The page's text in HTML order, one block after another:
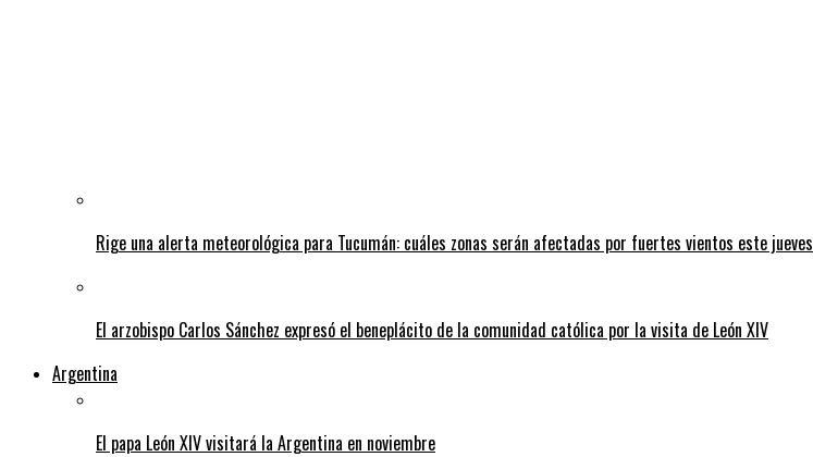
Rige una alerta meteorológica para Tucumán: cuáles zonas serán afectadas por fuertes vientos este jueves
El arzobispo Carlos Sánchez expresó el beneplácito de la comunidad católica por la visita de León XIV
Argentina
El papa León XIV visitará la Argentina en noviembre